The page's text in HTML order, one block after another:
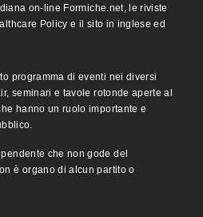
on-line Formiche.net, le riviste
Policy e il sito in inglese ed
programma di eventi nei diversi
seminari e tavole rotonde aperte al
hanno un ruolo importante e
che non gode del
è organo di alcun partito o